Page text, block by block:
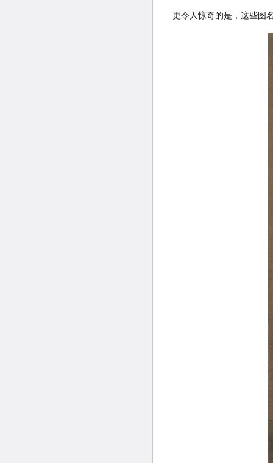
更令人惊奇的是，这些图